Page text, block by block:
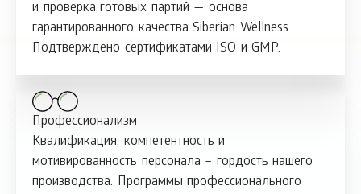
и проверка готовых партий — основа
гарантированного качества Siberian Wellness.
Подтверждено сертификатами ISO и GMP.
Профессионализм
Квалификация, компетентность и
мотивированность персонала – гордость нашего
производства. Программы профессионального